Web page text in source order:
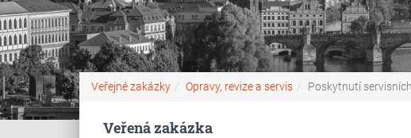
Veřejné zakázky Opravy, revize a servis Poskytnutí
Veřená zakázka